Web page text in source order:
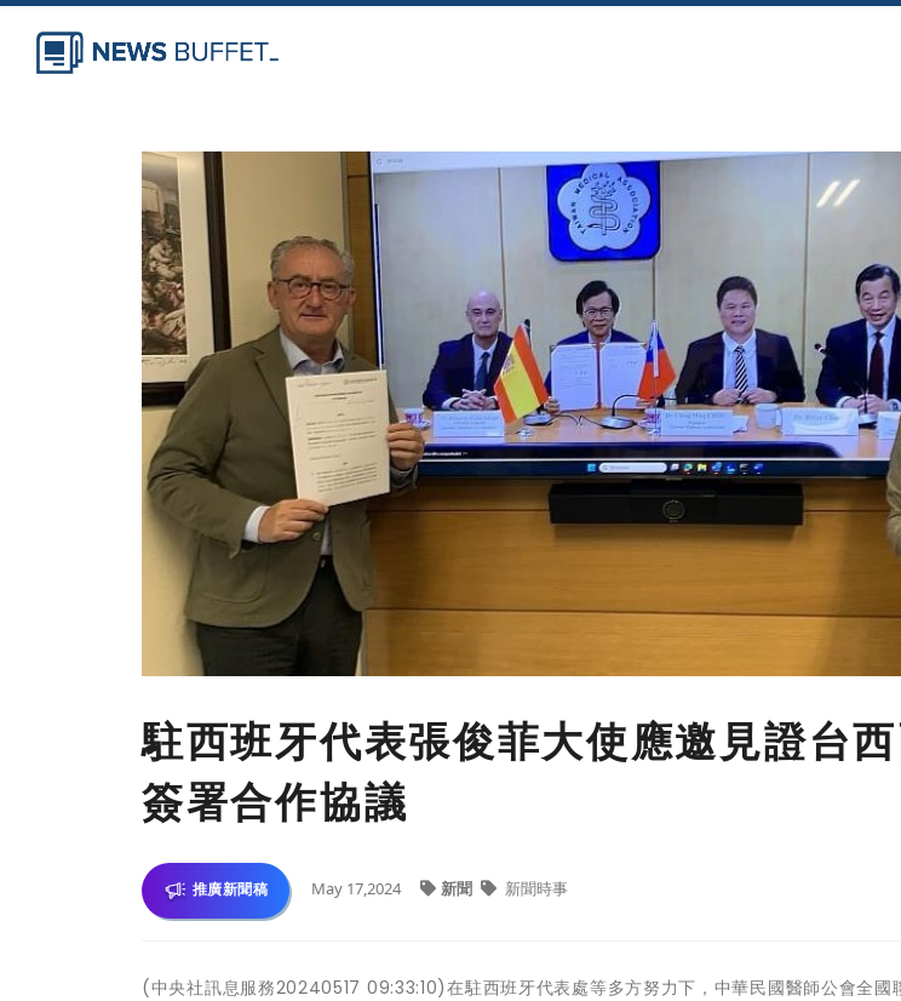
駐西班牙代表張俊菲大使應邀見證台
簽署合作協議
推廣新聞稿 May 17,2024 新聞 新聞時事
(中央社訊息服務20240517 09:33:10)在駐西班牙代表處等多方努力下，中華民國醫師公會全